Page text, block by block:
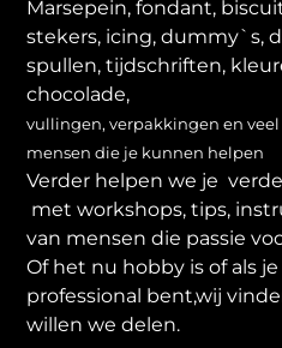
Marsepein, fondant,
stekers, icing, dummy`s,
spullen, tijdschriften,
chocolade,
vullingen, verpakkingen en
mensen die je kunnen helpen
Verder helpen we je
met workshops, tips,
van mensen die passie
Of het nu hobby is of als
professional bent,wij
willen we delen.